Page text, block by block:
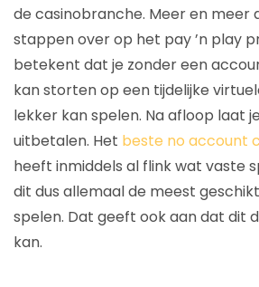
de casinobranche. Meer en meer
stappen over op het pay ’n play
betekent dat je zonder een
kan storten op een tijdelijke
lekker kan spelen. Na afloop laat
uitbetalen. Het beste no account
heeft inmiddels al flink wat vaste
dit dus allemaal de meest
spelen. Dat geeft ook aan dat dit
kan.